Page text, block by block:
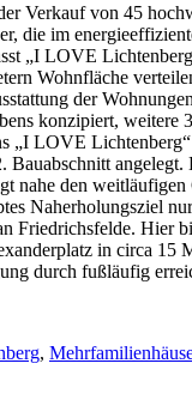
Verkauf von 45
die im
„I LOVE
Wohnfläche
der
konzipiert,
LOVE
den
Friedrichsfelde.
in circa
durch fußläufig
,